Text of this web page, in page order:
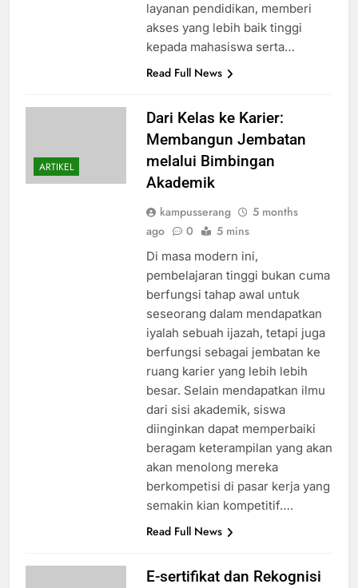
layanan pendidikan, memberi
akses yang lebih baik tinggi
kepada mahasiswa serta…
Read Full News
ARTIKEL
Dari Kelas ke Karier:
Membangun Jembatan
melalui Bimbingan
Akademik
kampusserang
5 months
ago
0 5 mins
Di masa modern ini,
pembelajaran tinggi bukan cuma
berfungsi tahap awal untuk
seseorang dalam mendapatkan
iyalah sebuah ijazah, tetapi juga
berfungsi sebagai jembatan ke
ruang karier yang lebih lebih
besar. Selain mendapatkan ilmu
dari sisi akademik, siswa
diinginkan dapat memperbaiki
beragam keterampilan yang akan
akan menolong mereka
berkompetisi di pasar kerja yang
semakin kian kompetitif….
Read Full News
E-sertifikat dan Rekognisi